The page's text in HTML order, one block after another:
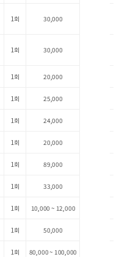
1회 30,000
1회 30,000
1회 20,000
1회 25,000
1회 24,000
1회 20,000
1회 89,000
1회 33,000
1회 10,000 ~ 12,000
1회 50,000
1회 80,000 ~ 100,000